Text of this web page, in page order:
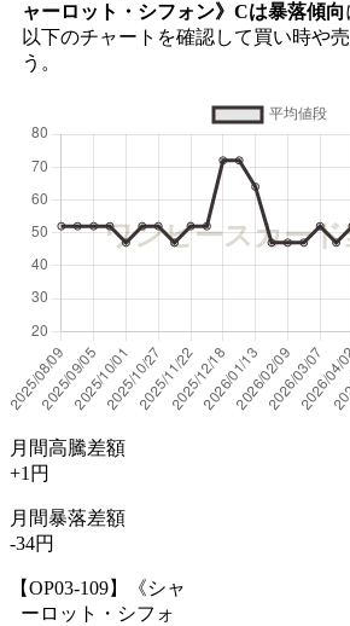
ャーロット・シフォン》Cは暴落傾向
以下のチャートを確認して買い時や
う。
月間高騰差額
+1円
月間暴落差額
-34円
【OP03-109】《シャ
ーロット・シフォ